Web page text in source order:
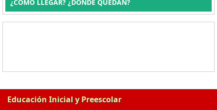
¿CÓMO LLEGAR? ¿DÓNDE QUEDAN?
Educación Inicial y Preescolar